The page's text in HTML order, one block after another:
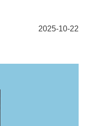
2025-10-22